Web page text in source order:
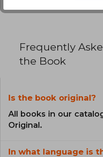
Frequently
the Book
Is the book original?
All books in our
Original.
In what language is